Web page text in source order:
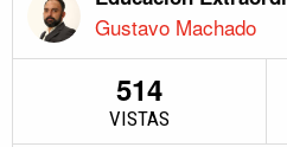
Gustavo Machado
514
VISTAS